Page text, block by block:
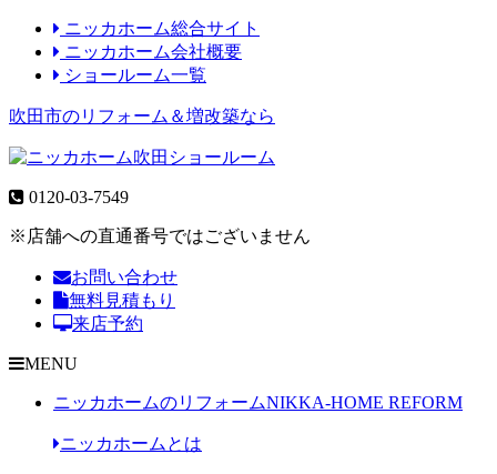
ニッカホーム総合サイト
ニッカホーム会社概要
ショールーム一覧
吹田市のリフォーム＆増改築なら
0120-03-7549
※店舗への直通番号ではございません
お問い合わせ
無料見積もり
来店予約
MENU
ニッカホームのリフォームNIKKA-HOME REFORM
ニッカホームとは